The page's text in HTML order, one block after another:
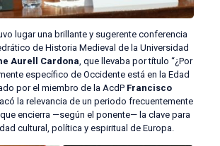
lugar una brillante y sugerente conferencia
de Historia Medieval de la Universidad
Aurell Cardona, que llevaba por título “¿Por
específico de Occidente está en la Edad
por el miembro de la AcdP Francisco
la relevancia de un periodo frecuentemente
encierra —según el ponente— la clave para
cultural, política y espiritual de Europa.